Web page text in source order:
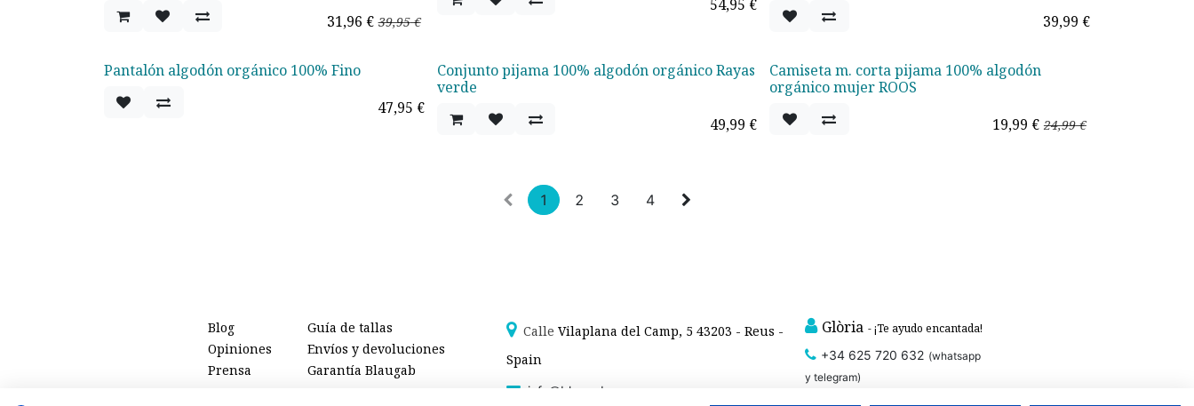
31,96 € 39,95€
54,95 €
39,99 €
Agotado
Pantalón algodón orgánico 100% Fino
47,95 €
Conjunto pijama 100% algodón orgánico Rayas
verde
49,99 € Oferta - 20%
Camiseta m. corta pijama 100% algodón
orgánico mujer ROOS
19,99 € 24,99€
1 2 3 4
Guía de tallas
Envíos y devoluciones
Garantía Blaugab
Blog
Opiniones
Prensa
Calle Vilaplana del Camp, 5 43203 - Reus -
Spain
info@blaugab.com
Glòria - ¡Te ayudo encantada!
+34 625 720 632 (whatsapp
y telegram)